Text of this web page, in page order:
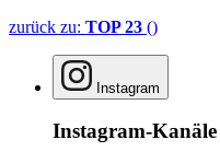
zurück zu: TOP 23 ()
Instagram
Instagram-Kanäle